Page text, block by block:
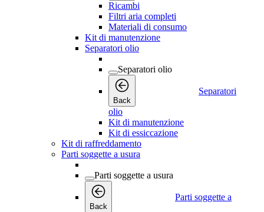
Ricambi
Filtri aria completi
Materiali di consumo
Kit di manutenzione
Separatori olio
Separatori olio
Back
Separatori
olio
Kit di manutenzione
Kit di essiccazione
Kit di raffreddamento
Parti soggette a usura
Parti soggette a usura
Back
Parti soggette a